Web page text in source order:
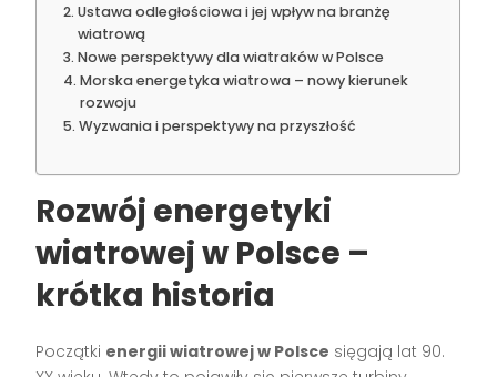
Ustawa odległościowa i jej wpływ na branżę
wiatrową
Nowe perspektywy dla wiatraków w Polsce
Morska energetyka wiatrowa – nowy kierunek
rozwoju
Wyzwania i perspektywy na przyszłość
Rozwój energetyki
wiatrowej w Polsce –
krótka historia
Początki energii wiatrowej w Polsce sięgają lat 90.